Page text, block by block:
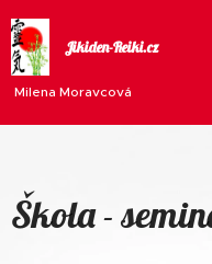
Jikiden-Reiki.cz
Milena Moravcová
Škola -